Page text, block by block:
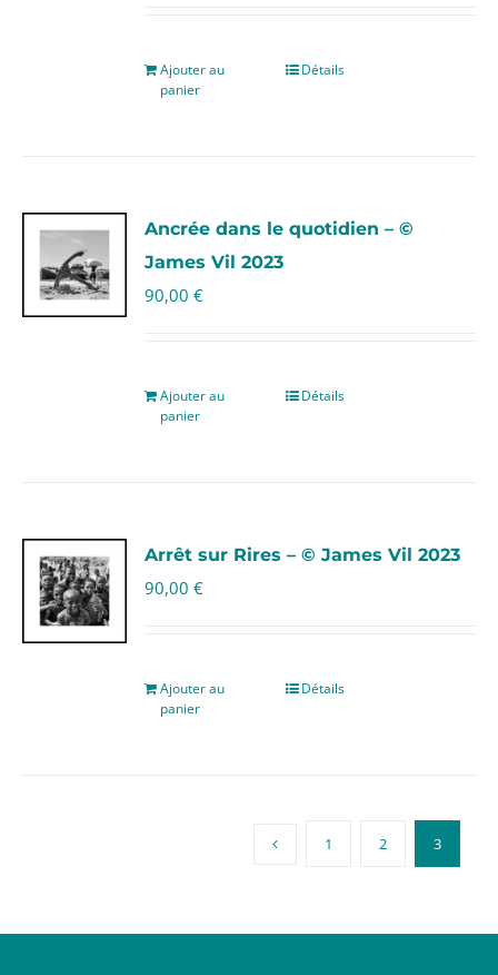
Ajouter au
panier
Détails
Ancrée dans le quotidien – ©
James Vil 2023
90,00€
Ajouter au
panier
Détails
Arrêt sur Rires – © James Vil 2023
90,00€
Ajouter au
panier
Détails
1 2 3